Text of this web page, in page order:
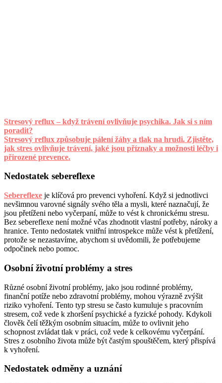
Stresový reflux – když trávení ovlivňuje psychika. Jak si s ním
poradit?
Stresový reflux způsobuje pálení žáhy a tlak na hrudi. Zjistěte,
jak stres ovlivňuje trávení, jaké jsou příznaky a možnosti léčby i
přirozené prevence.
Nedostatek sebereflexe
Sebereflexe je klíčová pro prevenci vyhoření. Když si jednotlivci
nevšimnou varovné signály svého těla a mysli, které naznačují, že
jsou přetíženi nebo vyčerpaní, může to vést k chronickému stresu.
Bez sebereflexe není možné včas zhodnotit vlastní potřeby, nároky a
hranice. Tento nedostatek vnitřní introspekce může vést k přetížení,
protože se nezastavíme, abychom si uvědomili, že potřebujeme
odpočinek nebo pomoc.
Osobní životní problémy a stres
Různé osobní životní problémy, jako jsou rodinné problémy,
finanční potíže nebo zdravotní problémy, mohou výrazně zvýšit
riziko vyhoření. Tento typ stresu se často kumuluje s pracovním
stresem, což vede k zhoršení psychické a fyzické pohody. Kdykoli
člověk čelí těžkým osobním situacím, může to ovlivnit jeho
schopnost zvládat tlak v práci, což vede k celkovému vyčerpání.
Stres z osobního života může být častým spouštěčem, který přispívá
k vyhoření.
Nedostatek odměny a uznání